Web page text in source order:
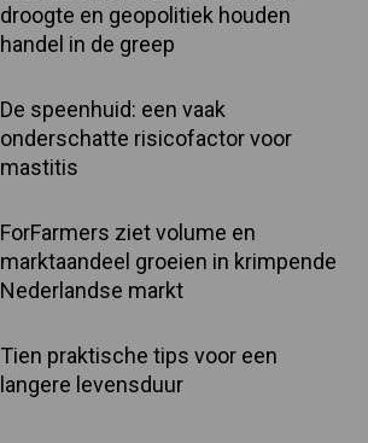
droogte en geopolitiek houden
handel in de greep
De speenhuid: een vaak
onderschatte risicofactor voor
mastitis
ForFarmers ziet volume en
marktaandeel groeien in krimpende
Nederlandse markt
Tien praktische tips voor een
langere levensduur